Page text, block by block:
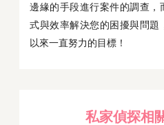
邊緣的手段進行案件的調查，
式與效率解決您的困擾與問題
以來一直努力的目標！
私家偵探相